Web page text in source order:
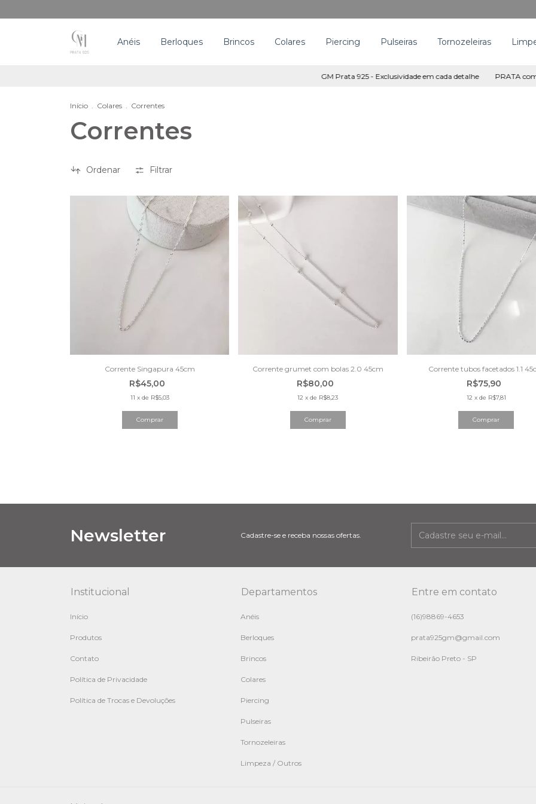
Anéis Berloques Brincos Colares Piercing Pulseiras Tornozeleiras
GM Prata 925 - Exclusividade em cada detalhe PRATA com
Início . Colares . Correntes
Correntes
Ordenar Filtrar
Corrente Singapura 45cm
R$45,00
11 x de R$5,03
Corrente grumet com bolas 2.0 45cm
R$80,00
12 xde R$8,23
Corrente tubos facetados 1.1
R$75,90
12 x de R$7,81
Newsletter Cadastre-se e receba nossas ofertas.
Institucional
Início
Produtos
Contato
Política de Privacidade
Política de Trocas e Devoluções
Departamentos
Anéis
Berloques
Brincos
Colares
Piercing
Pulseiras
Tornozeleiras
Limpeza / Outros
Entre em contato
(16)98869-4653
prata925gm@gmail.com
Ribeirão Preto - SP